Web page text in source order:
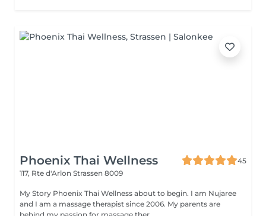
Phoenix Thai Wellness
45
117, Rte d'Arlon Strassen 8009
My Story Phoenix Thai Wellness about to begin. I am Nujaree
and I am a massage therapist since 2006. My parents are